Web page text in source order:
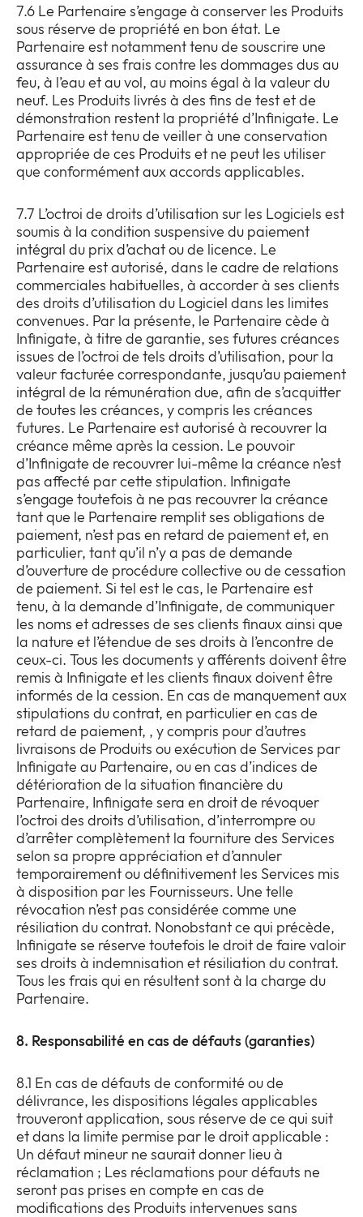
7.6 Le Partenaire s’engage à conserver les Produits
sous réserve de propriété en bon état. Le
Partenaire est notamment tenu de souscrire une
assurance à ses frais contre les dommages dus au
feu, à l’eau et au vol, au moins égal à la valeur du
neuf. Les Produits livrés à des fins de test et de
démonstration restent la propriété d’Infinigate. Le
Partenaire est tenu de veiller à une conservation
appropriée de ces Produits et ne peut les utiliser
que conformément aux accords applicables.
7.7 L’octroi de droits d’utilisation sur les Logiciels est
soumis à la condition suspensive du paiement
intégral du prix d’achat ou de licence. Le
Partenaire est autorisé, dans le cadre de relations
commerciales habituelles, à accorder à ses clients
des droits d’utilisation du Logiciel dans les limites
convenues. Par la présente, le Partenaire cède à
Infinigate, à titre de garantie, ses futures créances
issues de l’octroi de tels droits d’utilisation, pour la
valeur facturée correspondante, jusqu’au paiement
intégral de la rémunération due, afin de s’acquitter
de toutes les créances, y compris les créances
futures. Le Partenaire est autorisé à recouvrer la
créance même après la cession. Le pouvoir
d’Infinigate de recouvrer lui-même la créance n’est
pas affecté par cette stipulation. Infinigate
s’engage toutefois à ne pas recouvrer la créance
tant que le Partenaire remplit ses obligations de
paiement, n’est pas en retard de paiement et, en
particulier, tant qu’il n’y a pas de demande
d’ouverture de procédure collective ou de cessation
de paiement. Si tel est le cas, le Partenaire est
tenu, à la demande d’Infinigate, de communiquer
les noms et adresses de ses clients finaux ainsi que
la nature et l’étendue de ses droits à l’encontre de
ceux-ci. Tous les documents y afférents doivent être
remis à Infinigate et les clients finaux doivent être
informés de la cession. En cas de manquement aux
stipulations du contrat, en particulier en cas de
retard de paiement, , y compris pour d’autres
livraisons de Produits ou exécution de Services par
Infinigate au Partenaire, ou en cas d’indices de
détérioration de la situation financière du
Partenaire, Infinigate sera en droit de révoquer
l’octroi des droits d’utilisation, d’interrompre ou
d’arrêter complètement la fourniture des Services
selon sa propre appréciation et d’annuler
temporairement ou définitivement les Services mis
à disposition par les Fournisseurs. Une telle
révocation n’est pas considérée comme une
résiliation du contrat. Nonobstant ce qui précède,
Infinigate se réserve toutefois le droit de faire valoir
ses droits à indemnisation et résiliation du contrat.
Tous les frais qui en résultent sont à la charge du
Partenaire.
8. Responsabilité en cas de défauts (garanties)
8.1 En cas de défauts de conformité ou de
délivrance, les dispositions légales applicables
trouveront application, sous réserve de ce qui suit
et dans la limite permise par le droit applicable :
Un défaut mineur ne saurait donner lieu à
réclamation ; Les réclamations pour défauts ne
seront pas prises en compte en cas de
modifications des Produits intervenues sans